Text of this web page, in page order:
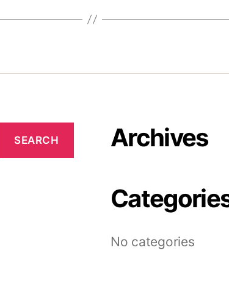
Archives
No categories